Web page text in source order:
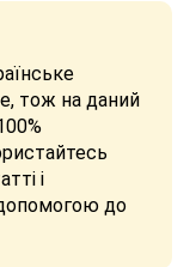
тож на даний
і
допомогою до